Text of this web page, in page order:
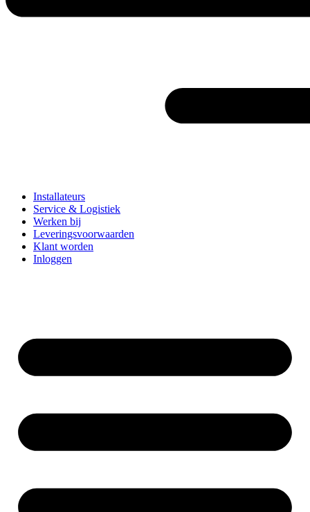
Installateurs
Service & Logistiek
Werken bij
Leveringsvoorwaarden
Klant worden
Inloggen